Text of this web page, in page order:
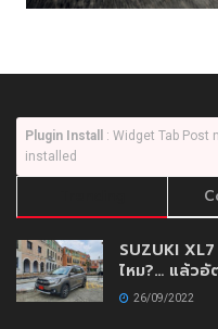
Plugin Install
: Widget Tab Post
installed
SUZUKI XL7
ไหม?… แล้วอั
26/09/2022